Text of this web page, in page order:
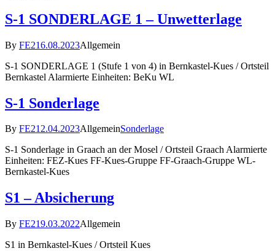
S-1 SONDERLAGE 1 – Unwetterlage
By FE216.08.2023Allgemein
S-1 SONDERLAGE 1 (Stufe 1 von 4) in Bernkastel-Kues / Ortsteil
Bernkastel Alarmierte Einheiten: BeKu WL
S-1 Sonderlage
By FE212.04.2023AllgemeinSonderlage
S-1 Sonderlage in Graach an der Mosel / Ortsteil Graach Alarmierte
Einheiten: FEZ-Kues FF-Kues-Gruppe FF-Graach-Gruppe WL-
Bernkastel-Kues
S1 – Absicherung
By FE219.03.2022Allgemein
S1 in Bernkastel-Kues / Ortsteil Kues